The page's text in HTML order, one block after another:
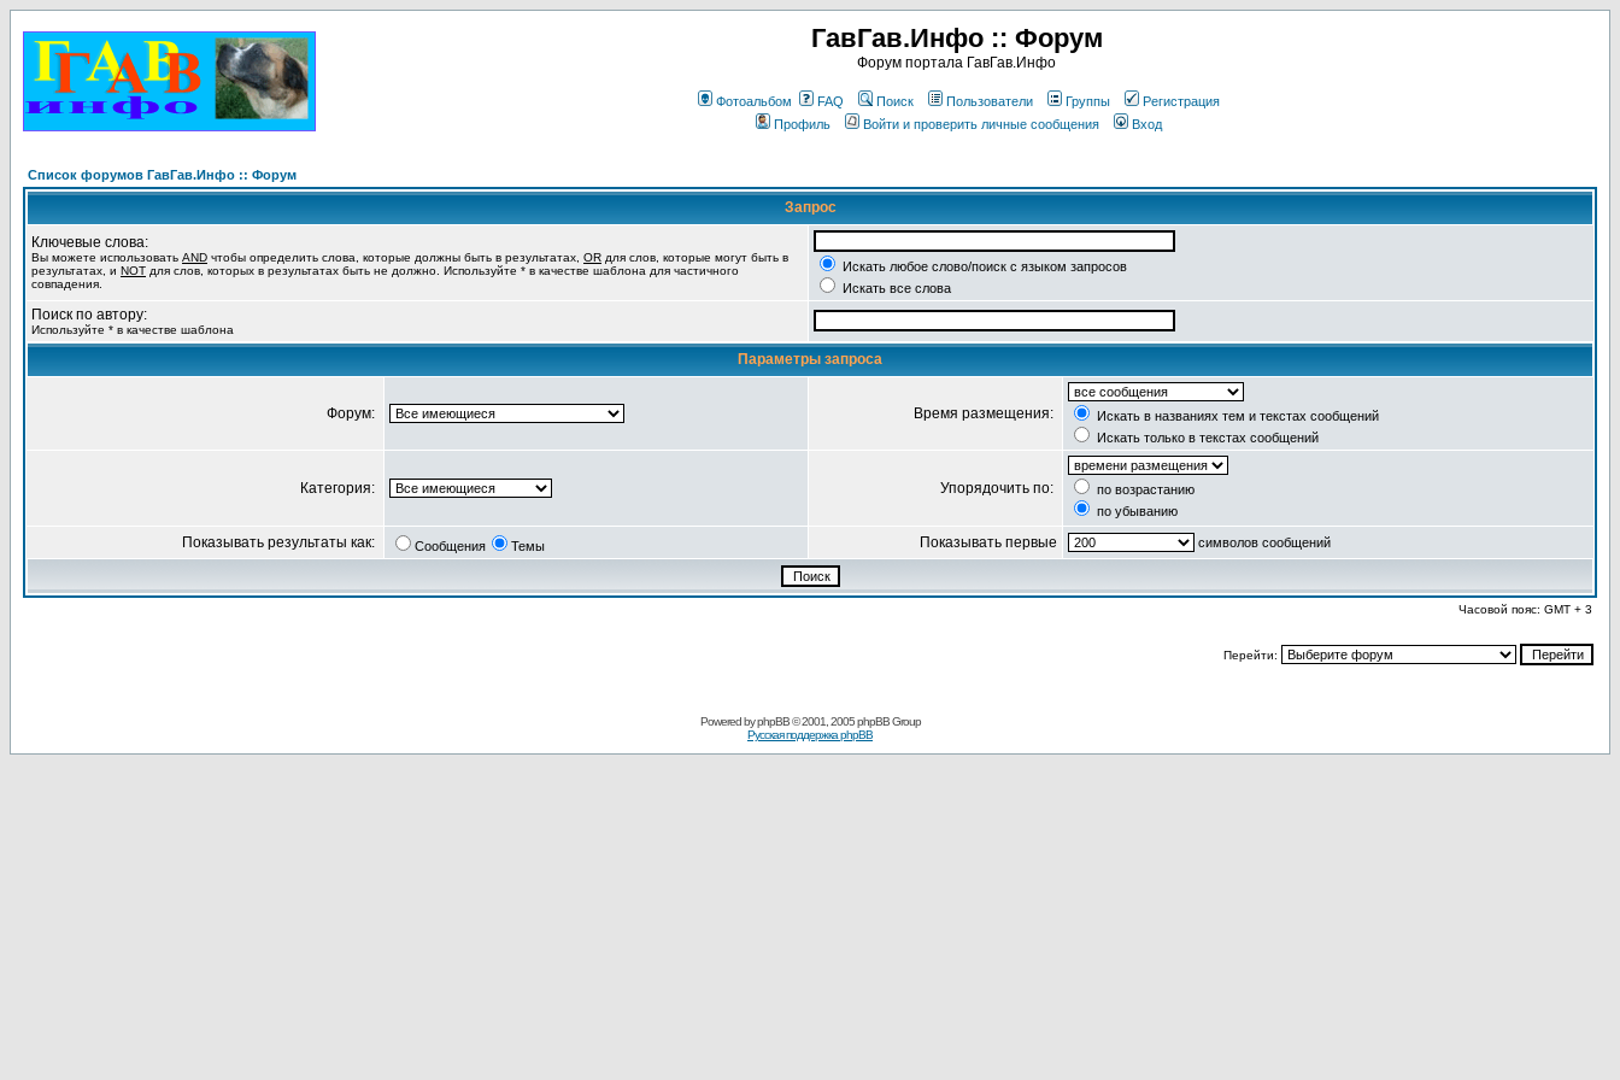
ГавГав.Инфо :: Форум
Форум портала ГавГав.Инфо
Фотоальбом FAQ Поиск Пользователи Группы
Регистрация
Профиль
Войти и проверить личные сообщения Вход
Список форумов ГавГав.Инфо :: Форум
Запрос
Ключевые слова:
Вы можете использовать AND чтобы определить слова, которые должны быть в результатах, OR для слов, которые могут быть в
результатах, и NOT для слов, которых в результатах быть не должно. Используйте * в качестве шаблона для частичного
совпадения.
Искать любое слово/поиск с языком запросов
Искать все слова
Поиск по автору:
Используйте * в качестве шаблона
Параметры запроса
Форум: Время размещения:
Искать в названиях тем и текстах сообщений
Искать только в текстах сообщений
Категория: Упорядочить по:
по возрастанию
по убыванию
Показывать результаты как: Сообщения Темы Показывать первые символов сообщений
Часовой пояс: GMT + 3
Перейти:
Powered byphpBB© 2001, 2005 phpBB Group
Русская поддержка phpBB